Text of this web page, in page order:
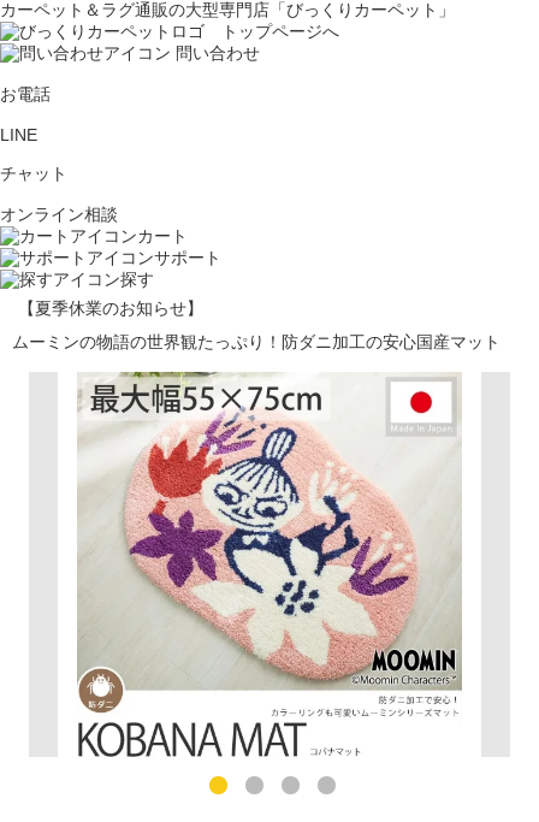
カーペット＆ラグ通販の大型専門店「びっくりカーペット」
問い合わせ
お電話
LINE
チャット
オンライン相談
カート
サポート
探す
【夏季休業のお知らせ】
ムーミンの物語の世界観たっぷり！防ダニ加工の安心国産マット